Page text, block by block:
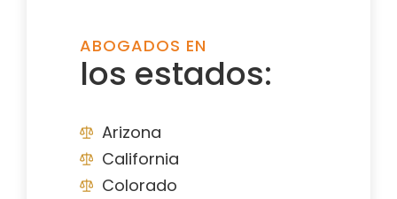
ABOGADOS EN
los estados:
Arizona
California
Colorado